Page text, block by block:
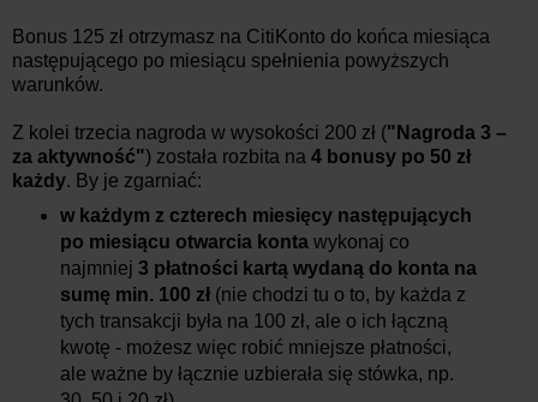
Bonus 125 zł otrzymasz na CitiKonto do końca miesiąca
następującego po miesiącu spełnienia powyższych
warunków.
Z kolei trzecia nagroda w wysokości 200 zł ("Nagroda 3 –
za aktywność") została rozbita na 4 bonusy po 50 zł
każdy. By je zgarniać:
w każdym z czterech miesięcy następujących
po miesiącu otwarcia konta wykonaj co
najmniej 3 płatności kartą wydaną do konta na
sumę min. 100 zł(nie chodzi tu o to, by każda z
tych transakcji była na 100 zł, ale o ich łączną
kwotę - możesz więc robić mniejsze płatności,
ale ważne by łącznie uzbierała się stówka, np.